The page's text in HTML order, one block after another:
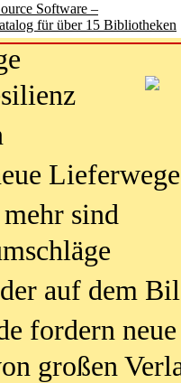
Software –
für über 15 Bibliotheken
Lieferwege
sind
auf dem
fordern neue
großen